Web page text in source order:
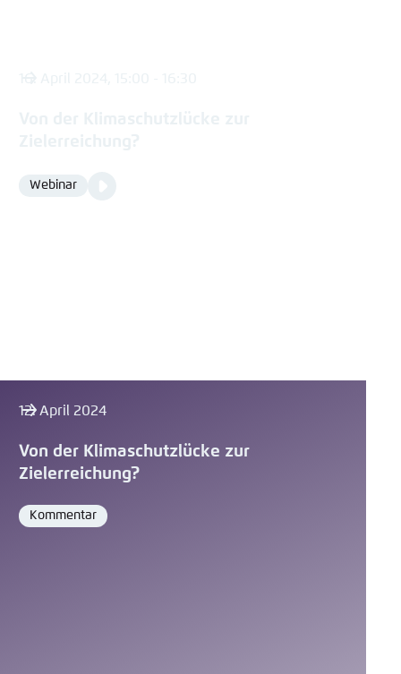
Format
Webinar
12. April 2024
Von der Klimaschutzlücke zur
Zielerreichung?
Format
Kommentar